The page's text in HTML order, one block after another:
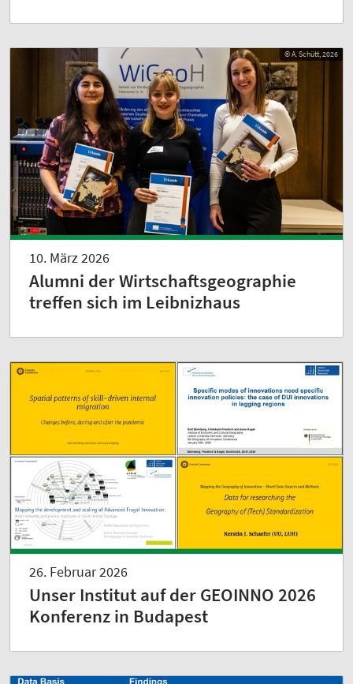
© A. Schütt, 2026
10. März 2026
Alumni der Wirtschaftsgeographie
treffen sich im Leibnizhaus
26. Februar 2026
Unser Institut auf der GEOINNO 2026
Konferenz in Budapest